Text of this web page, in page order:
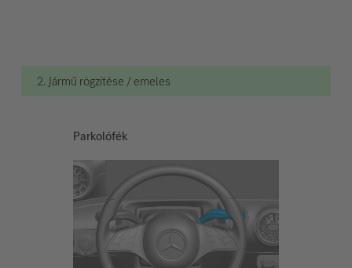
2. Jármű rögzítése / emeles
Parkolófék